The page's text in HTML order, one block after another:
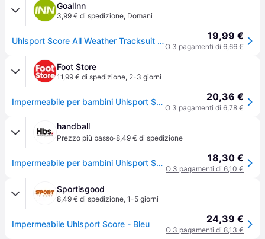
GoalInn
3,99 € di spedizione, Domani
Uhlsport Score All Weather Tracksuit Jacket Blu 2XL Uomo 19,99 €
O 3 pagamenti di 6,66 €
Foot Store
11,99 € di spedizione, 2-3 giorni
Impermeabile per bambini Uhlsport Score 20,36 €
O 3 pagamenti di 6,78 €
handball
Prezzo più basso·8,49 € di spedizione
Impermeabile per bambini Uhlsport Score - Bleu 18,30 €
O 3 pagamenti di 6,10 €
Sportisgood
8,49 € di spedizione, 1-5 giorni
Impermeabile Uhlsport Score - Bleu 24,39 €
O 3 pagamenti di 8,13 €